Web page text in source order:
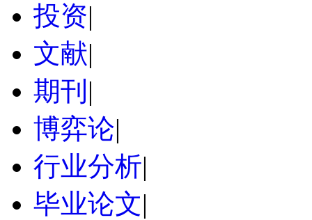
投资|
文献|
期刊 |
博弈论|
行业分析|
毕业论文|